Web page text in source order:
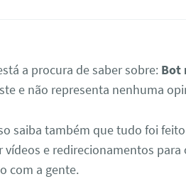
a procura de saber sobre: Bot
e não representa nenhuma
saiba também que tudo foi
vídeos e redirecionamentos
com a gente.